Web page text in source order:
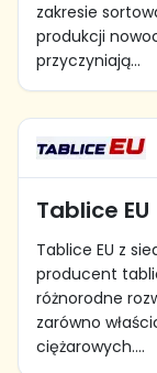
zakresie
produkcji
przyczyniają...
Tablice EU
Tablice EU z
producent
różnorodne
zarówno
ciężarowych....